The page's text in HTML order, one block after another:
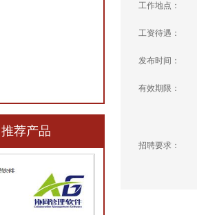
推荐产品
工作地点：
工资待遇：
发布时间：
有效期限：
招聘要求：